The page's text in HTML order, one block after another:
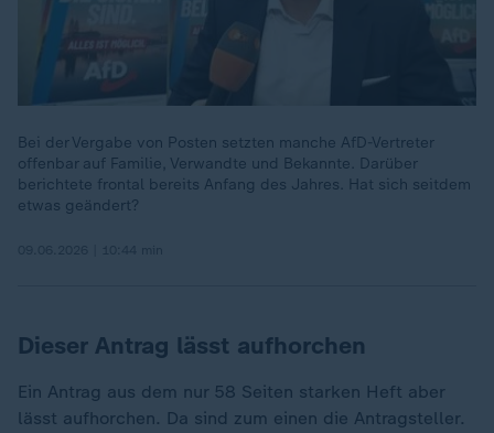
Bei der Vergabe von Posten setzten manche AfD-Vertreter
offenbar auf Familie, Verwandte und Bekannte. Darüber
berichtete frontal bereits Anfang des Jahres. Hat sich seitdem
etwas geändert?
Dieser Antrag lässt aufhorchen
Ein Antrag aus dem nur 58 Seiten starken Heft aber
lässt aufhorchen. Da sind zum einen die Antragsteller.